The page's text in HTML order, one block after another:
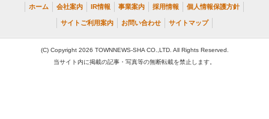
ホーム 会社案内 IR情報 事業案内 採用情報 個人情報保護方針
サイトご利用案内 お問い合わせ サイトマップ
(C) Copyright 2026 TOWNNEWS-SHA CO.,LTD. All Rights Reserved.
当サイト内に掲載の記事・写真等の無断転載を禁止します。